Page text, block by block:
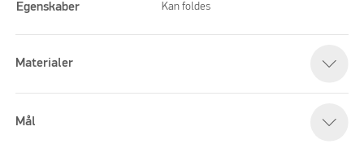
Egenskaber Kan foldes
Materialer
Mål